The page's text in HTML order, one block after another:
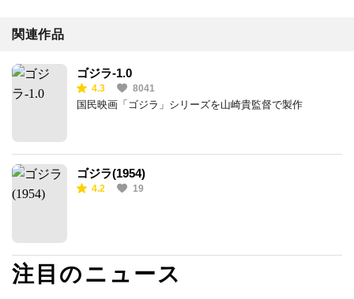
関連作品
ゴジラ-1.0
4.3 8041
国民映画「ゴジラ」シリーズを山崎貴監督で製作
ゴジラ(1954)
4.2 19
注目のニュース